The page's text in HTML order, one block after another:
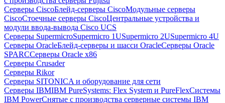
Серверы CiscoБлейд-серверы CiscoМодульные серверы
CiscoСтоечные серверы CiscoЦентральные устройства и
модули ввода-вывода Cisco UCS
Серверы SupermicroSupermicro 1USupermicro 2USupermicro 4U
Серверы OracleБлейд-серверы и шасси OracleСерверы Oracle
SPARCСерверы Oracle x86
Серверы Crusader
Серверы Rikor
Серверы SITONICA и оборудование для сети
Серверы IBMIBM PureSystems: Flex System и PureFlexСистемы
IBM PowerСнятые с производства серверные системы IBM